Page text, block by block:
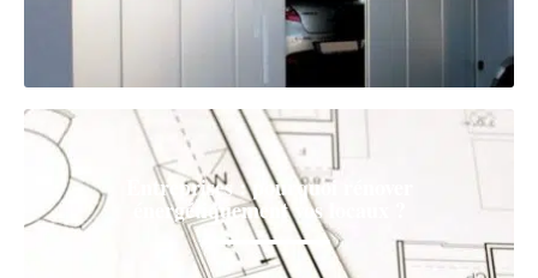
Entreprises : pourquoi rénover
énergétiquement vos locaux ?